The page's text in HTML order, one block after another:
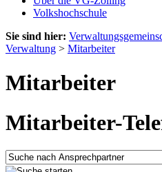
Volkshochschule
Sie sind hier:
Verwaltung > Mitarbeiter
Mitarbeiter
Mitarbeiter-